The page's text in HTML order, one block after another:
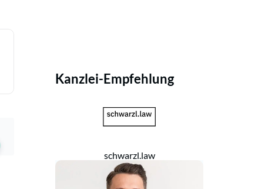
Kanzlei-Empfehlung
schwarzl.law